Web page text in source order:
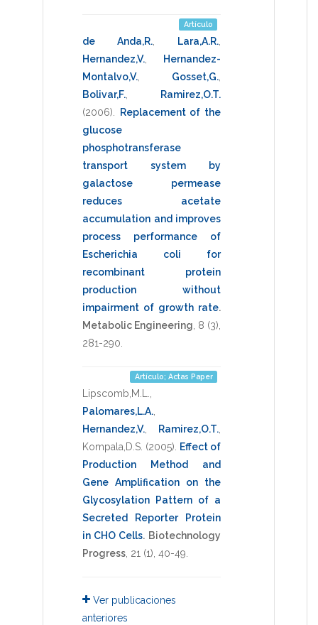
Artículo
de Anda,R. Lara,A.R.
Hernandez,V.
Hernandez-
Montalvo,V.
Gosset,G.
Bolivar,F.
Ramirez,O.T.
(2006)
Replacement of the
glucose
phosphotransferase
transport system by
galactose permease
reduces acetate
accumulation and improves
process performance of
Escherichia coli for
recombinant protein
production without
impairment of growth rate.
Metabolic Engineering 8 (3),
281-290
Artículo; Actas Paper
Lipscomb,M.L.
Palomares,L.A.
Hernandez,V.
Ramirez,O.T.
Kompala,D.S. (2005)
Effect of
Production Method and
Gene Amplification on the
Glycosylation Pattern of a
Secreted Reporter Protein
in CHO Cells. Biotechnology
Progress 21 (1), 40-49
Ver publicaciones
anteriores